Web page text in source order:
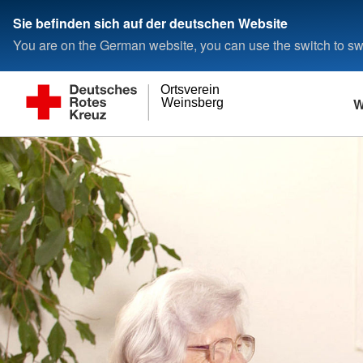
Sie befinden sich auf der deutschen Website
You are on the German website, you can use the switch to
Weinsberg
Ortsverein